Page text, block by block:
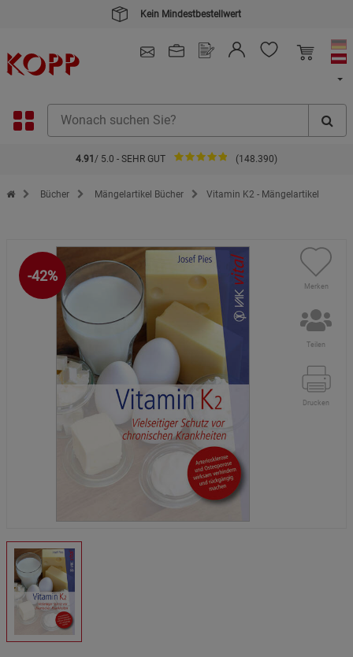
Kein Mindestbestellwert
4.91 / 5.0 - SEHR GUT (148.390)
Zur Startseite des Kopp Verlag Online-Shop
Bücher Mängelartikel Bücher Vitamin K2 - Mängelartikel
-42%
Merken
Teilen
Drucken